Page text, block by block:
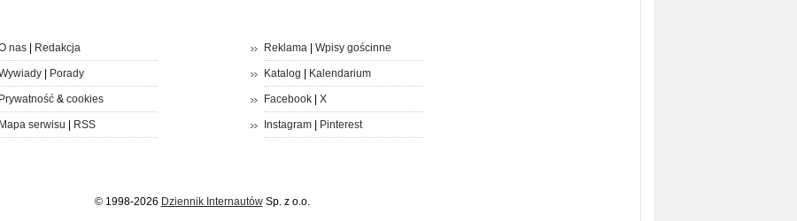
nas| Redakcja
| Porady
Prywatność& cookies
Mapa serwisu RSS
Reklama| Wpisy gościnne
Katalog Kalendarium
Facebook| X
Instagram| Pinterest
© 1998-2026 Dziennik InternautówSp. z o.o.